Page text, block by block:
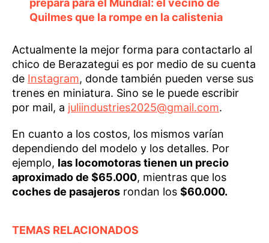
prepara para el Mundial: el vecino de
Quilmes que la rompe en la calistenia
Actualmente la mejor forma para contactarlo al
chico de Berazategui es por medio de su cuenta
de Instagram, donde también pueden verse sus
trenes en miniatura. Sino se le puede escribir
por mail, a juliindustries2025@gmail.com.
En cuanto a los costos, los mismos varían
dependiendo del modelo y los detalles. Por
ejemplo, las locomotoras tienen un precio
aproximado de $65.000, mientras que los
coches de pasajeros rondan los $60.000.
TEMAS RELACIONADOS